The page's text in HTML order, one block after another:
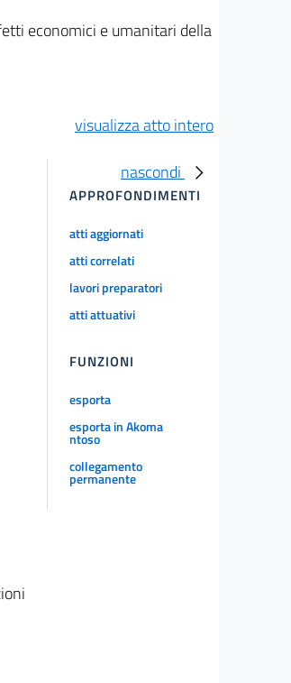
economici e umanitari della
visualizza atto intero
nascondi
APPROFONDIMENTI
atti aggiornati
atti correlati
lavori preparatori
atti attuativi
FUNZIONI
esporta
esporta in Akoma
ntoso
collegamento
permanente